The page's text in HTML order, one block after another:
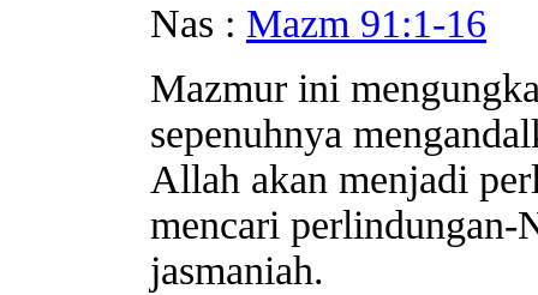
Nas : Mazm 91:1-16
Mazmur ini
sepenuhnya
Allah akan menjadi
mencari perlindungan-
jasmaniah.